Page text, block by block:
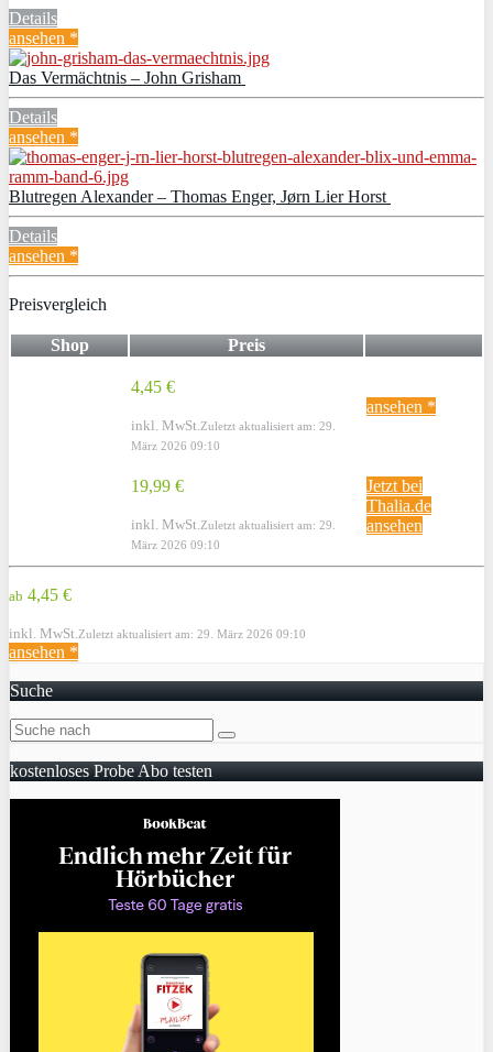
Details
ansehen *
Das Vermächtnis – John Grisham
Details
ansehen *
Blutregen Alexander – Thomas Enger, Jørn Lier Horst
Details
ansehen *
Preisvergleich
Shop Preis
4,45 €
inkl. MwSt. Zuletzt aktualisiert am: 29.
März 2026 09:10
ansehen *
19,99 €
inkl. MwSt. Zuletzt aktualisiert am: 29.
März 2026 09:10
Jetzt bei
Thalia.de
ansehen
ab 4,45 €
inkl. MwSt. Zuletzt aktualisiert am: 29. März 2026 09:10
ansehen *
Suche
kostenloses Probe Abo testen